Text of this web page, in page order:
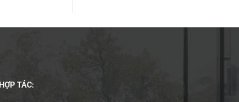
HỢP TÁC: